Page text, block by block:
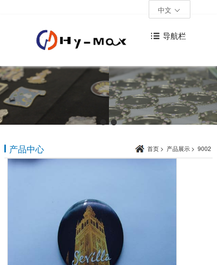
中文
导航栏
产品中心 首页 > 产品展示 > 9002